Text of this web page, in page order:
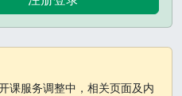
课服务调整中，相关页面及内